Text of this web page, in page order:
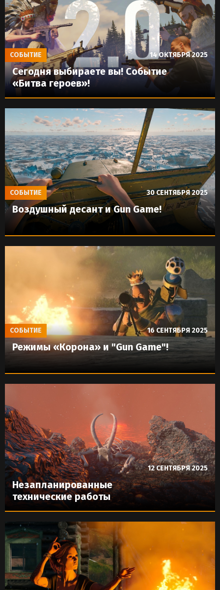
Сегодня выбираете вы! Событие
«Битва героев»!
СОБЫТИЕ 14 ОКТЯБРЯ 2025
Воздушный десант и Gun Game!
СОБЫТИЕ 30 СЕНТЯБРЯ 2025
Режимы «Корона» и "Gun Game"!
СОБЫТИЕ 16 СЕНТЯБРЯ 2025
Незапланированные
технические работы
12 СЕНТЯБРЯ 2025